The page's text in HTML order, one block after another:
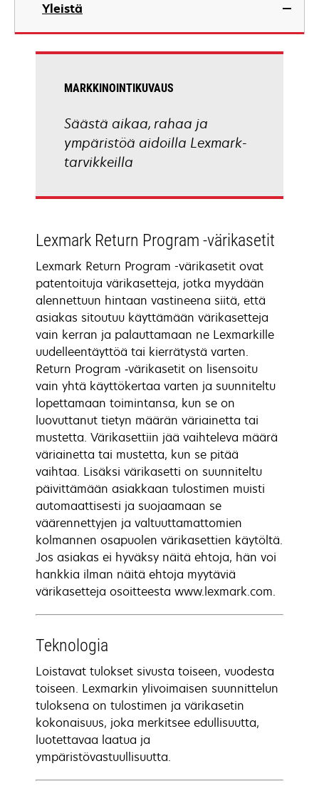
Yleistä
MARKKINOINTIKUVAUS
Säästä aikaa, rahaa ja
ympäristöä aidoilla Lexmark-
tarvikkeilla
Lexmark Return Program -värikasetit
Lexmark Return Program -värikasetit ovat
patentoituja värikasetteja, jotka myydään
alennettuun hintaan vastineena siitä, että
asiakas sitoutuu käyttämään värikasetteja
vain kerran ja palauttamaan ne Lexmarkille
uudelleentäyttöä tai kierrätystä varten.
Return Program ‑värikasetit on lisensoitu
vain yhtä käyttökertaa varten ja suunniteltu
lopettamaan toimintansa, kun se on
luovuttanut tietyn määrän väriainetta tai
mustetta. Värikasettiin jää vaihteleva määrä
väriainetta tai mustetta, kun se pitää
vaihtaa. Lisäksi värikasetti on suunniteltu
päivittämään asiakkaan tulostimen muisti
automaattisesti ja suojaamaan se
väärennettyjen ja valtuuttamattomien
kolmannen osapuolen värikasettien käytöltä.
Jos asiakas ei hyväksy näitä ehtoja, hän voi
hankkia ilman näitä ehtoja myytäviä
värikasetteja osoitteesta www.lexmark.com.
Teknologia
Loistavat tulokset sivusta toiseen, vuodesta
toiseen. Lexmarkin ylivoimaisen suunnittelun
tuloksena on tulostimen ja värikasetin
kokonaisuus, joka merkitsee edullisuutta,
luotettavaa laatua ja
ympäristövastuullisuutta.